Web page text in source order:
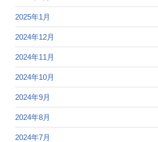
2025年1月
2024年12月
2024年11月
2024年10月
2024年9月
2024年8月
2024年7月